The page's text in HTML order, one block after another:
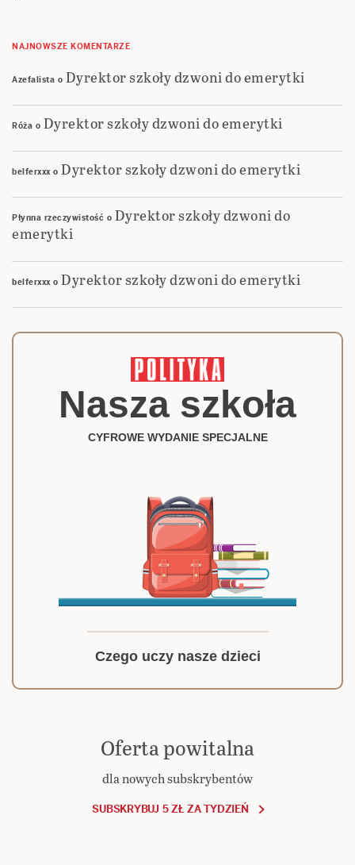
NAJNOWSZE KOMENTARZE
Azefalista o Dyrektor szkoły dzwoni do emerytki
Róża o Dyrektor szkoły dzwoni do emerytki
belferxxxo Dyrektor szkoły dzwoni do emerytki
Płynna rzeczywistość o Dyrektor szkoły dzwoni do
emerytki
belferxxxo Dyrektor szkoły dzwoni do emerytki
Nasza szkoła
CYFROWE WYDANIE SPECJALNE
Czego uczy nasze dzieci
Oferta powitalna
dla nowych subskrybentów
SUBSKRYBUJ 5 ZŁ ZA TYDZIEŃ